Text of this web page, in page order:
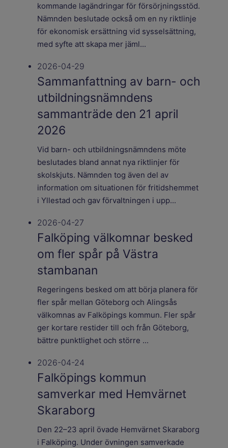
kommande lagändringar för försörjningsstöd.
Nämnden beslutade också om en ny riktlinje
för ekonomisk ersättning vid sysselsättning,
med syfte att skapa mer jäml...
2026-04-29
Sammanfattning av barn- och
utbildningsnämndens
sammanträde den 21 april
2026
Vid barn- och utbildningsnämndens möte
beslutades bland annat nya riktlinjer för
skolskjuts. Nämnden tog även del av
information om situationen för fritidshemmet
i Yllestad och gav förvaltningen i upp...
2026-04-27
Falköping välkomnar besked
om fler spår på Västra
stambanan
Regeringens besked om att börja planera för
fler spår mellan Göteborg och Alingsås
välkomnas av Falköpings kommun. Fler spår
ger kortare restider till och från Göteborg,
bättre punktlighet och större ...
2026-04-24
Falköpings kommun
samverkar med Hemvärnet
Skaraborg
Den 22–23 april övade Hemvärnet Skaraborg
i Falköping. Under övningen samverkade